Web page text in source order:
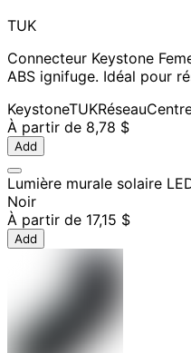
TUK
Connecteur Keystone
ABS ignifuge. Idéal pour
KeystoneTUKRéseau
À partir de 8,78 $
Add
Lumière murale solaire
Noir
À partir de 17,15 $
Add